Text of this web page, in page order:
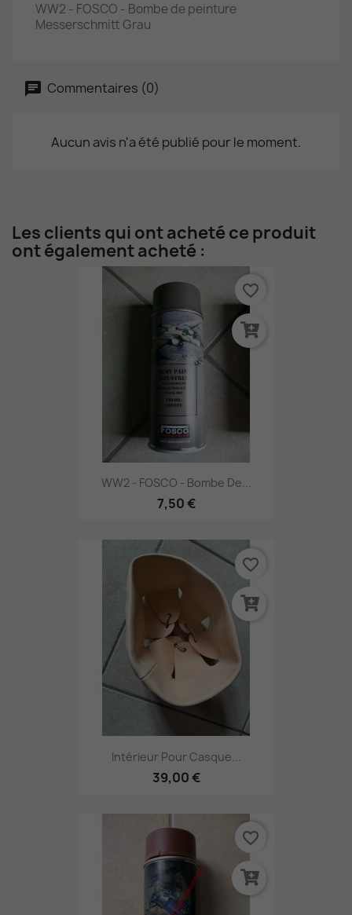
WW2 - FOSCO - Bombe de peinture
Messerschmitt Grau
Commentaires (0)
Aucun avis n'a été publié pour le moment.
Les clients qui ont acheté ce produit
ont également acheté :
WW2 - FOSCO - Bombe De...
7,50 €
favorite_border
Intérieur Pour Casque...
39,00 €
favorite_border
favorite_border